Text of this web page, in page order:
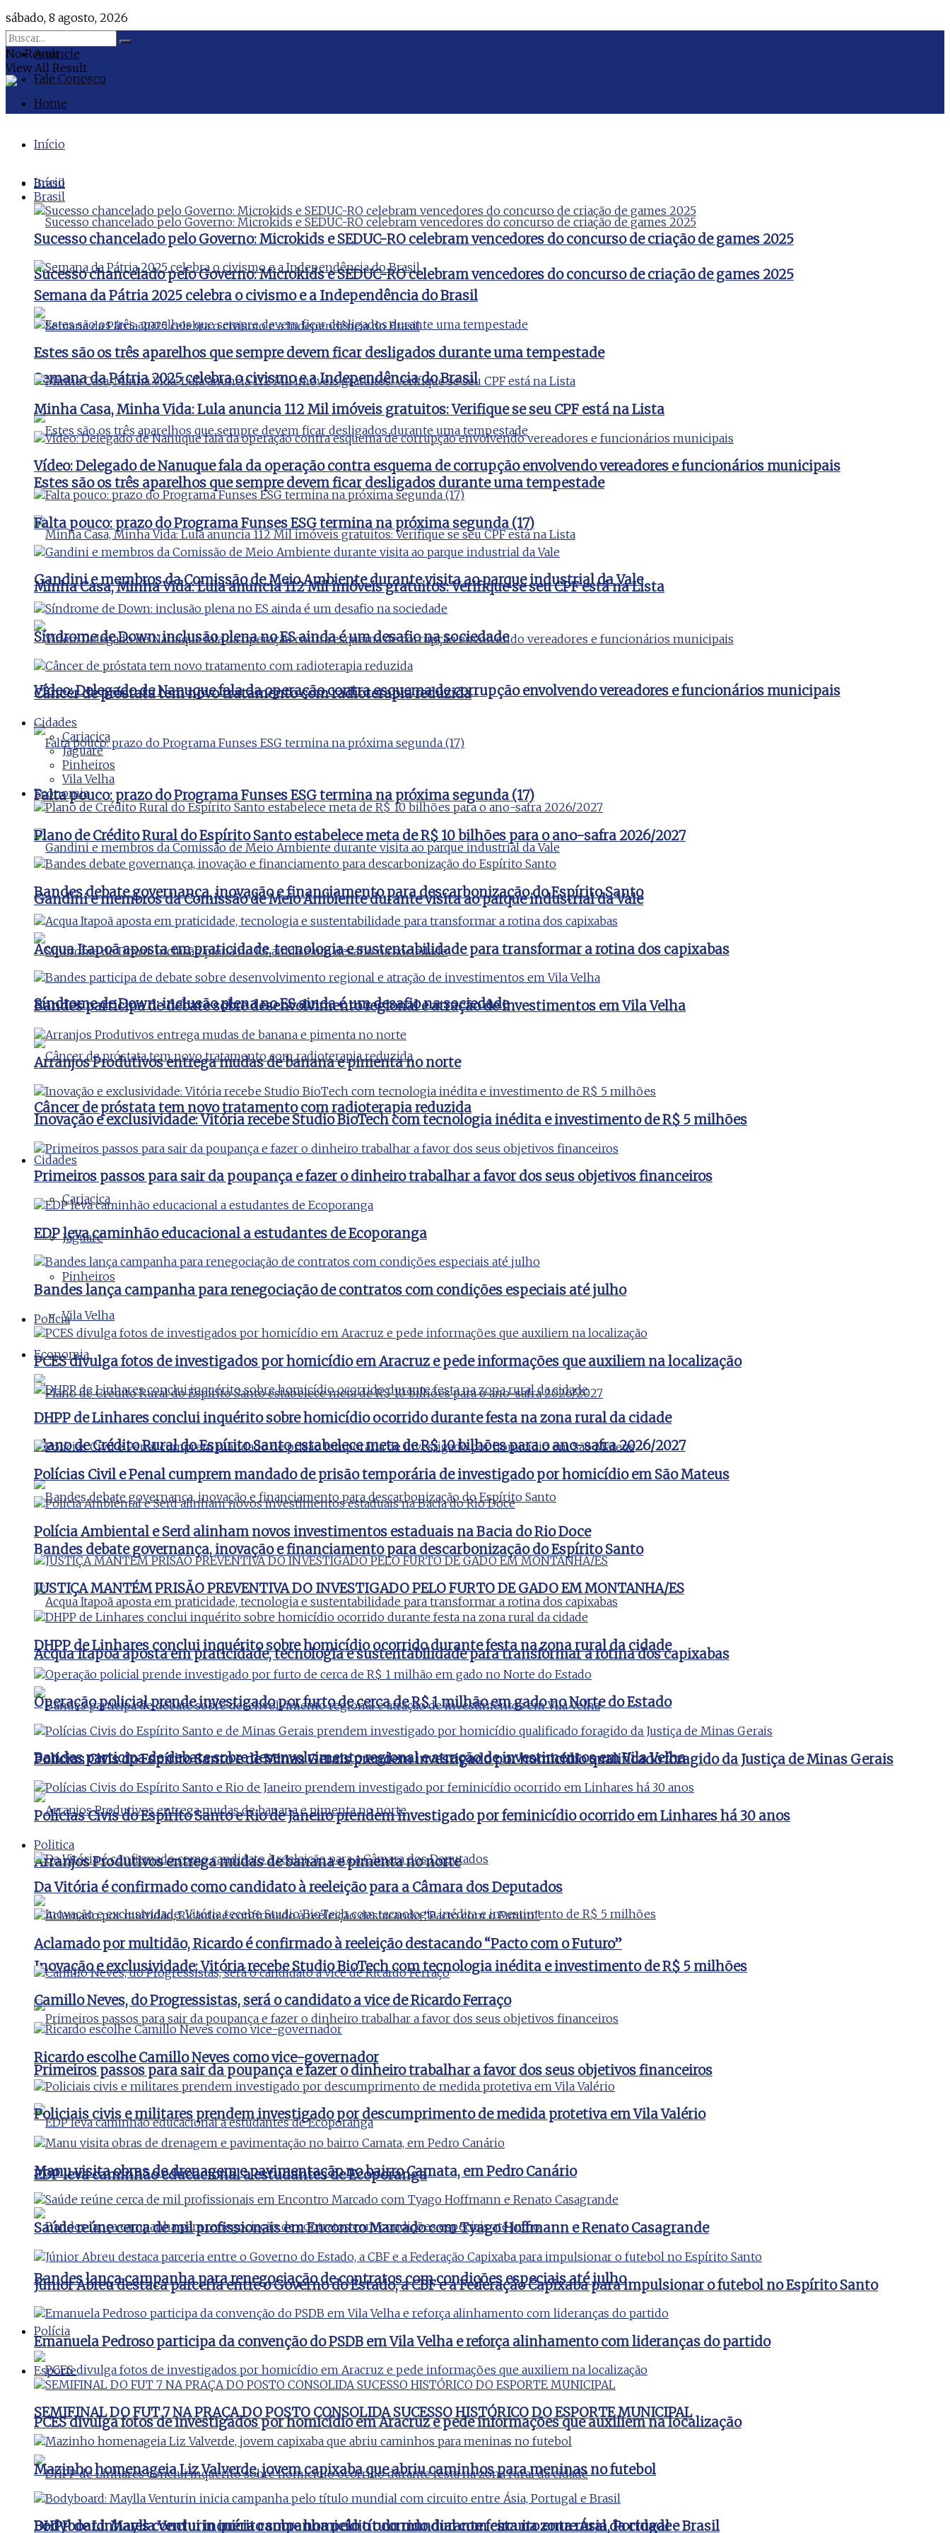
sábado, 8 agosto, 2026
Anuncie
Fale Conosco
Home
No Result
View All Result
Início
Brasil
Sucesso chancelado pelo Governo: Microkids e SEDUC-RO celebram vencedores do concurso de criação de games 2025
Semana da Pátria 2025 celebra o civismo e a Independência do Brasil
Estes são os três aparelhos que sempre devem ficar desligados durante uma tempestade
Minha Casa, Minha Vida: Lula anuncia 112 Mil imóveis gratuitos: Verifique se seu CPF está na Lista
Vídeo: Delegado de Nanuque fala da operação contra esquema de corrupção envolvendo vereadores e funcionários municipais
Falta pouco: prazo do Programa Funses ESG termina na próxima segunda (17)
Gandini e membros da Comissão de Meio Ambiente durante visita ao parque industrial da Vale
Síndrome de Down: inclusão plena no ES ainda é um desafio na sociedade
Câncer de próstata tem novo tratamento com radioterapia reduzida
Cidades
Cariacica
Jaguaré
Pinheiros
Vila Velha
Economia
Plano de Crédito Rural do Espírito Santo estabelece meta de R$ 10 bilhões para o ano-safra 2026/2027
Bandes debate governança, inovação e financiamento para descarbonização do Espírito Santo
Acqua Itapoã aposta em praticidade, tecnologia e sustentabilidade para transformar a rotina dos capixabas
Bandes participa de debate sobre desenvolvimento regional e atração de investimentos em Vila Velha
Arranjos Produtivos entrega mudas de banana e pimenta no norte
Inovação e exclusividade: Vitória recebe Studio BioTech com tecnologia inédita e investimento de R$ 5 milhões
Primeiros passos para sair da poupança e fazer o dinheiro trabalhar a favor dos seus objetivos financeiros
EDP leva caminhão educacional a estudantes de Ecoporanga
Bandes lança campanha para renegociação de contratos com condições especiais até julho
Polícia
PCES divulga fotos de investigados por homicídio em Aracruz e pede informações que auxiliem na localização
DHPP de Linhares conclui inquérito sobre homicídio ocorrido durante festa na zona rural da cidade
Início
Brasil
Sucesso chancelado pelo Governo: Microkids e SEDUC-RO celebram vencedores do concurso de criação de games 2025
Semana da Pátria 2025 celebra o civismo e a Independência do Brasil
Estes são os três aparelhos que sempre devem ficar desligados durante uma tempestade
Minha Casa, Minha Vida: Lula anuncia 112 Mil imóveis gratuitos: Verifique se seu CPF está na Lista
Vídeo: Delegado de Nanuque fala da operação contra esquema de corrupção envolvendo vereadores e funcionários municipais
Falta pouco: prazo do Programa Funses ESG termina na próxima segunda (17)
Gandini e membros da Comissão de Meio Ambiente durante visita ao parque industrial da Vale
Síndrome de Down: inclusão plena no ES ainda é um desafio na sociedade
Câncer de próstata tem novo tratamento com radioterapia reduzida
Cidades
Cariacica
Jaguaré
Pinheiros
Vila Velha
Economia
Plano de Crédito Rural do Espírito Santo estabelece meta de R$ 10 bilhões para o ano-safra 2026/2027
Bandes debate governança, inovação e financiamento para descarbonização do Espírito Santo
Acqua Itapoã aposta em praticidade, tecnologia e sustentabilidade para transformar a rotina dos capixabas
Bandes participa de debate sobre desenvolvimento regional e atração de investimentos em Vila Velha
Arranjos Produtivos entrega mudas de banana e pimenta no norte
Inovação e exclusividade: Vitória recebe Studio BioTech com tecnologia inédita e investimento de R$ 5 milhões
Primeiros passos para sair da poupança e fazer o dinheiro trabalhar a favor dos seus objetivos financeiros
EDP leva caminhão educacional a estudantes de Ecoporanga
Bandes lança campanha para renegociação de contratos com condições especiais até julho
Polícia
PCES divulga fotos de investigados por homicídio em Aracruz e pede informações que auxiliem na localização
DHPP de Linhares conclui inquérito sobre homicídio ocorrido durante festa na zona rural da cidade
Polícias Civil e Penal cumprem mandado de prisão temporária de investigado por homicídio em São Mateus
Polícia Ambiental e Serd alinham novos investimentos estaduais na Bacia do Rio Doce
JUSTIÇA MANTÉM PRISÃO PREVENTIVA DO INVESTIGADO PELO FURTO DE GADO EM MONTANHA/ES
DHPP de Linhares conclui inquérito sobre homicídio ocorrido durante festa na zona rural da cidade
Operação policial prende investigado por furto de cerca de R$ 1 milhão em gado no Norte do Estado
Polícias Civis do Espírito Santo e de Minas Gerais prendem investigado por homicídio qualificado foragido da Justiça de Minas Gerais
Polícias Civis do Espírito Santo e Rio de Janeiro prendem investigado por feminicídio ocorrido em Linhares há 30 anos
Politica
Da Vitória é confirmado como candidato à reeleição para a Câmara dos Deputados
Aclamado por multidão, Ricardo é confirmado à reeleição destacando “Pacto com o Futuro”
Camillo Neves, do Progressistas, será o candidato a vice de Ricardo Ferraço
Ricardo escolhe Camillo Neves como vice-governador
Policiais civis e militares prendem investigado por descumprimento de medida protetiva em Vila Valério
Manu visita obras de drenagem e pavimentação no bairro Camata, em Pedro Canário
Saúde reúne cerca de mil profissionais em Encontro Marcado com Tyago Hoffmann e Renato Casagrande
Júnior Abreu destaca parceria entre o Governo do Estado, a CBF e a Federação Capixaba para impulsionar o futebol no Espírito Santo
Emanuela Pedroso participa da convenção do PSDB em Vila Velha e reforça alinhamento com lideranças do partido
Esporte
SEMIFINAL DO FUT 7 NA PRAÇA DO POSTO CONSOLIDA SUCESSO HISTÓRICO DO ESPORTE MUNICIPAL
Mazinho homenageia Liz Valverde, jovem capixaba que abriu caminhos para meninas no futebol
Bodyboard: Maylla Venturin inicia campanha pelo título mundial com circuito entre Ásia, Portugal e Brasil